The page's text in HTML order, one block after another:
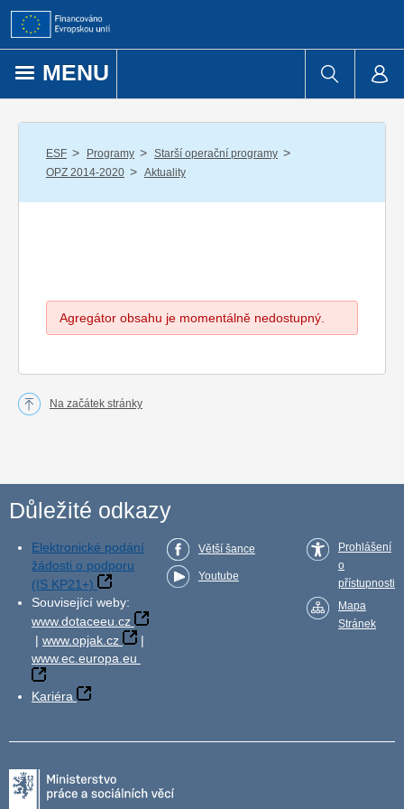
Přejít k obsahu
MENU
ESF / Programy / Starší operační programy /
OPZ 2014-2020 / Aktuality
Agregátor obsahu je momentálně nedostupný.
Na začátek stránky
Důležité odkazy
Elektronické podání
žádosti o podporu
(IS KP21+)
Související weby:
www.dotaceeu.cz
| www.opjak.cz
|
www.ec.europa.eu
Kariéra
Větší šance
Youtube
Prohlášení
o
přístupnosti
Mapa
Stránek